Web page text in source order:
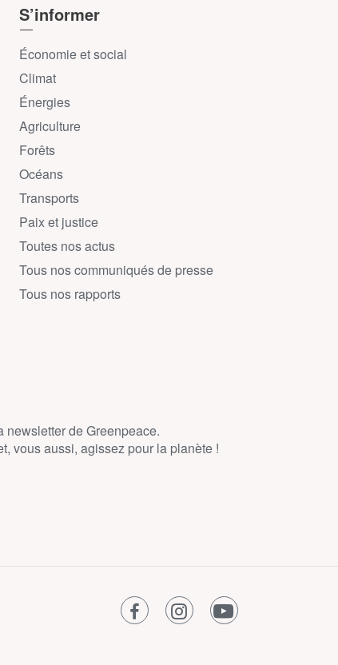
S’informer
Économie et social
Climat
Énergies
Agriculture
Forêts
Océans
Transports
Paix et justice
Toutes nos actus
Tous nos communiqués de presse
Tous nos rapports
de Greenpeace.
vous aussi, agissez pour la planète !
facebookinstagramyoutube